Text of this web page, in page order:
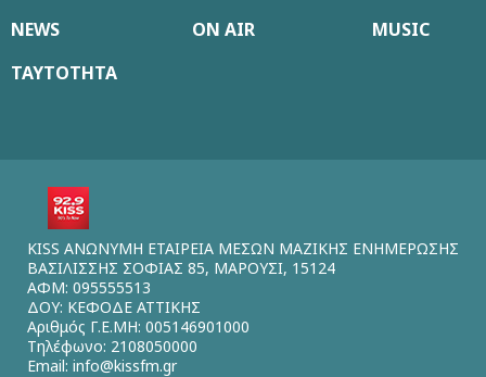
NEWS ON AIR
MUSIC
ΤΑΥΤΟΤΗΤΑ
KISS ΑΝΩΝΥΜΗ ΕΤΑΙΡΕΙΑ ΜΕΣΩΝ ΜΑΖΙΚΗΣ ΕΝΗΜΕΡΩΣΗΣ
ΒΑΣΙΛΙΣΣΗΣ ΣΟΦΙΑΣ 85, ΜΑΡΟΥΣΙ, 15124
ΑΦΜ: 095555513
ΔΟΥ: ΚΕΦΟΔΕ ΑΤΤΙΚΗΣ
Αριθμός Γ.Ε.ΜΗ: 005146901000
Τηλέφωνο: 2108050000
Email: info@kissfm.gr